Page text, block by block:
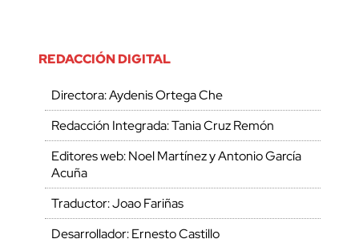
REDACCIÓN DIGITAL
Directora: Aydenis Ortega Che
Redacción Integrada: Tania Cruz Remón
Editores web: Noel Martínez y Antonio García
Acuña
Traductor: Joao Fariñas
Desarrollador: Ernesto Castillo